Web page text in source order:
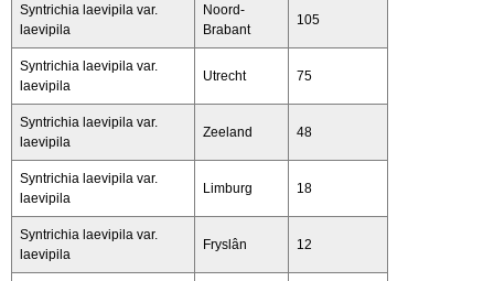
Syntrichia laevipila var.
laevipila
Noord-
Brabant
105
Syntrichia laevipila var.
laevipila
Utrecht 75
Syntrichia laevipila var.
laevipila
Zeeland 48
Syntrichia laevipila var.
laevipila
Limburg 18
Syntrichia laevipila var.
laevipila
Fryslân 12